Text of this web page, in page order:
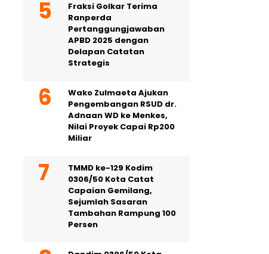
Fraksi Golkar Terima
Ranperda
Pertanggungjawaban
APBD 2025 dengan
Delapan Catatan
Strategis
Wako Zulmaeta Ajukan
Pengembangan RSUD dr.
Adnaan WD ke Menkes,
Nilai Proyek Capai Rp200
Miliar
TMMD ke-129 Kodim
0306/50 Kota Catat
Capaian Gemilang,
Sejumlah Sasaran
Tambahan Rampung 100
Persen